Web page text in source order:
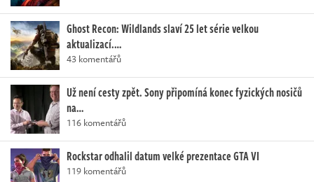
Ghost Recon: Wildlands slaví 25 let série velkou
aktualizací.…
43 komentářů
Už není cesty zpět. Sony připomíná konec fyzických nosičů
na…
116 komentářů
Rockstar odhalil datum velké prezentace GTA VI
119 komentářů